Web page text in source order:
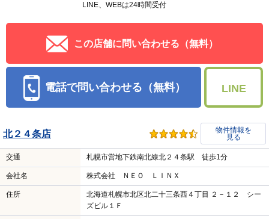
LINE、WEBは24時間受付
この店舗に問い合わせる（無料）
電話で問い合わせる（無料） LINE
北２４条店
物件情報を
見る
交通 札幌市営地下鉄南北線北２４条駅 徒歩1分
会社名 株式会社 ＮＥＯ ＬＩＮＸ
住所
北海道札幌市北区北二十三条西４丁目 ２－１２ シー
ズビル１Ｆ